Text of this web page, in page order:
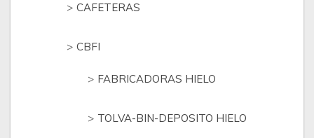
CAFETERAS
CBFI
FABRICADORAS HIELO
TOLVA-BIN-DEPOSITO HIELO